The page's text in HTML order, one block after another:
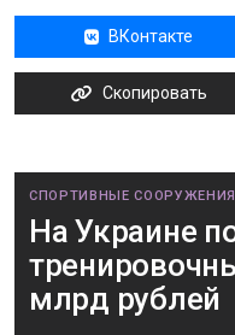
ВКонтакте
Скопировать
СПОРТИВНЫЕ СООРУЖЕНИЯ
На Украине
млрд рублей